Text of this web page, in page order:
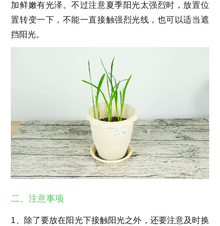
加鲜嫩有光泽。不过注意夏季阳光太强烈时，放置位
置转变一下，不能一直接触强烈光线，也可以适当遮
挡阳光。
二、注意事项
1、除了要放在阳光下接触阳光之外，还要注意及时换